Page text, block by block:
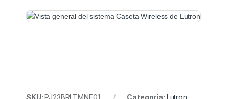
SKU:PJ23BRLTMNF01 Categoría: Lutron